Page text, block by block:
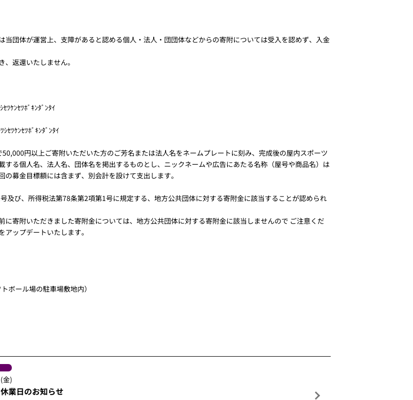
団体が運営上、支障があると認める個人・法人・団団体などからの寄附については受入を認めず、入金
返還いたしません。
ｹﾝｾﾂﾎﾞｷﾝﾀﾞﾝﾀｲ
ﾂｹﾝｾﾂﾎﾞｷﾝﾀﾞﾝﾀｲ
円以上ご寄附いただいた方のご芳名または法人名をネームプレートに刻み、完成後の屋内スポーツ
る個人名、法人名、団体名を掲出するものとし、ニックネームや広告にあたる名称（屋号や商品名）は
募金目標額には含まず、別会計を設けて支出します。
及び、所得税法第78条第2項第1号に規定する、地方公共団体に対する寄附金に該当することが認められ
寄附いただきました寄附金については、地方公共団体に対する寄附金に該当しませんので ご注意くだ
ップデートいたします。
ボール場の駐車場敷地内）
金)
業日のお知らせ